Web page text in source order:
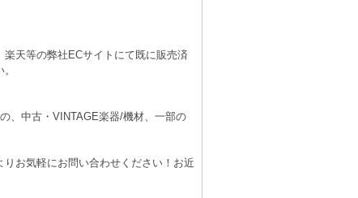
天等の弊社ECサイトにて既に販売済
、中古・VINTAGE楽器/機材、一部の
お気軽にお問い合わせください！お近